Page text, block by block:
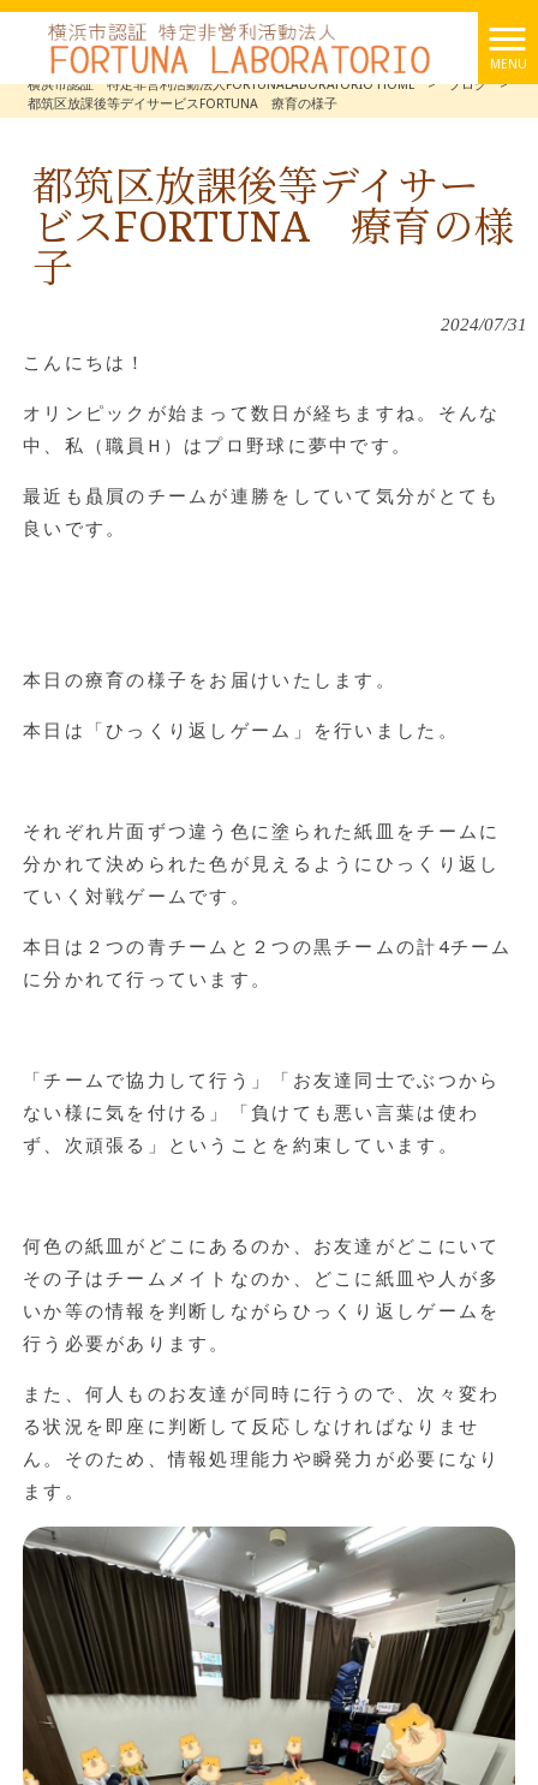
MENU
横浜市認証 特定非営利活動法人FORTUNALABORATORIO HOME
> ブログ
>
都筑区放課後等デイサービスFORTUNA 療育の様子
都筑区放課後等デイサー
ビスFORTUNA 療育の様
子
2024/07/31
こんにちは！
オリンピックが始まって数日が経ちますね。そんな
中、私（職員 H ）はプロ野球に夢中です。
最近も贔屓のチームが連勝をしていて気分がとても
良いです。
本日の療育の様子をお届けいたします。
本日は「ひっくり返しゲーム」を行いました。
それぞれ片面ずつ違う色に塗られた紙皿をチームに
分かれて決められた色が見えるようにひっくり返し
ていく対戦ゲームです。
本日は２つの青チームと２つの黒チームの計 4チーム
に分かれて行っています。
「チームで協力して行う」「お友達同士でぶつから
ない様に気を付ける」「負けても悪い言葉は使わ
ず、次頑張る」ということを約束しています。
何色の紙皿がどこにあるのか、お友達がどこにいて
その子はチームメイトなのか、どこに紙皿や人が多
いか等の情報を判断しながらひっくり返しゲームを
行う必要があります。
また、何人ものお友達が同時に行うので、次々変わ
る状況を即座に判断して反応しなければなりませ
ん。そのため、情報処理能力や瞬発力が必要になり
ます。